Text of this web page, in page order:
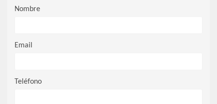
Nombre
Email
Teléfono